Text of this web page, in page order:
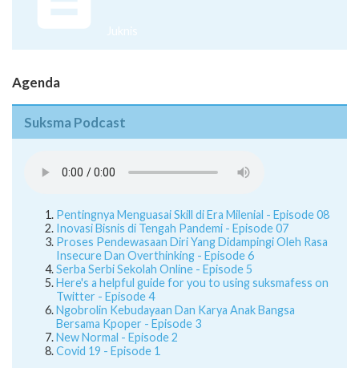
Juknis
Agenda
Suksma Podcast
Pentingnya Menguasai Skill di Era Milenial - Episode 08
Inovasi Bisnis di Tengah Pandemi - Episode 07
Proses Pendewasaan Diri Yang Didampingi Oleh Rasa
Insecure Dan Overthinking - Episode 6
Serba Serbi Sekolah Online - Episode 5
Here's a helpful guide for you to using suksmafess on
Twitter - Episode 4
Ngobrolin Kebudayaan Dan Karya Anak Bangsa
Bersama Kpoper - Episode 3
New Normal - Episode 2
Covid 19 - Episode 1